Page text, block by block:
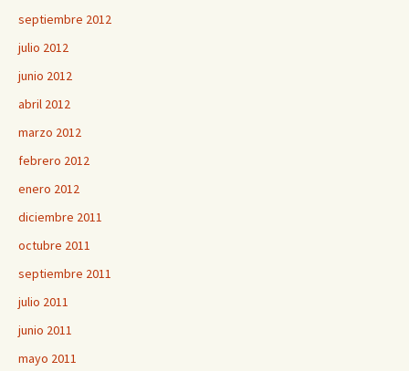
septiembre 2012
julio 2012
junio 2012
abril 2012
marzo 2012
febrero 2012
enero 2012
diciembre 2011
octubre 2011
septiembre 2011
julio 2011
junio 2011
mayo 2011